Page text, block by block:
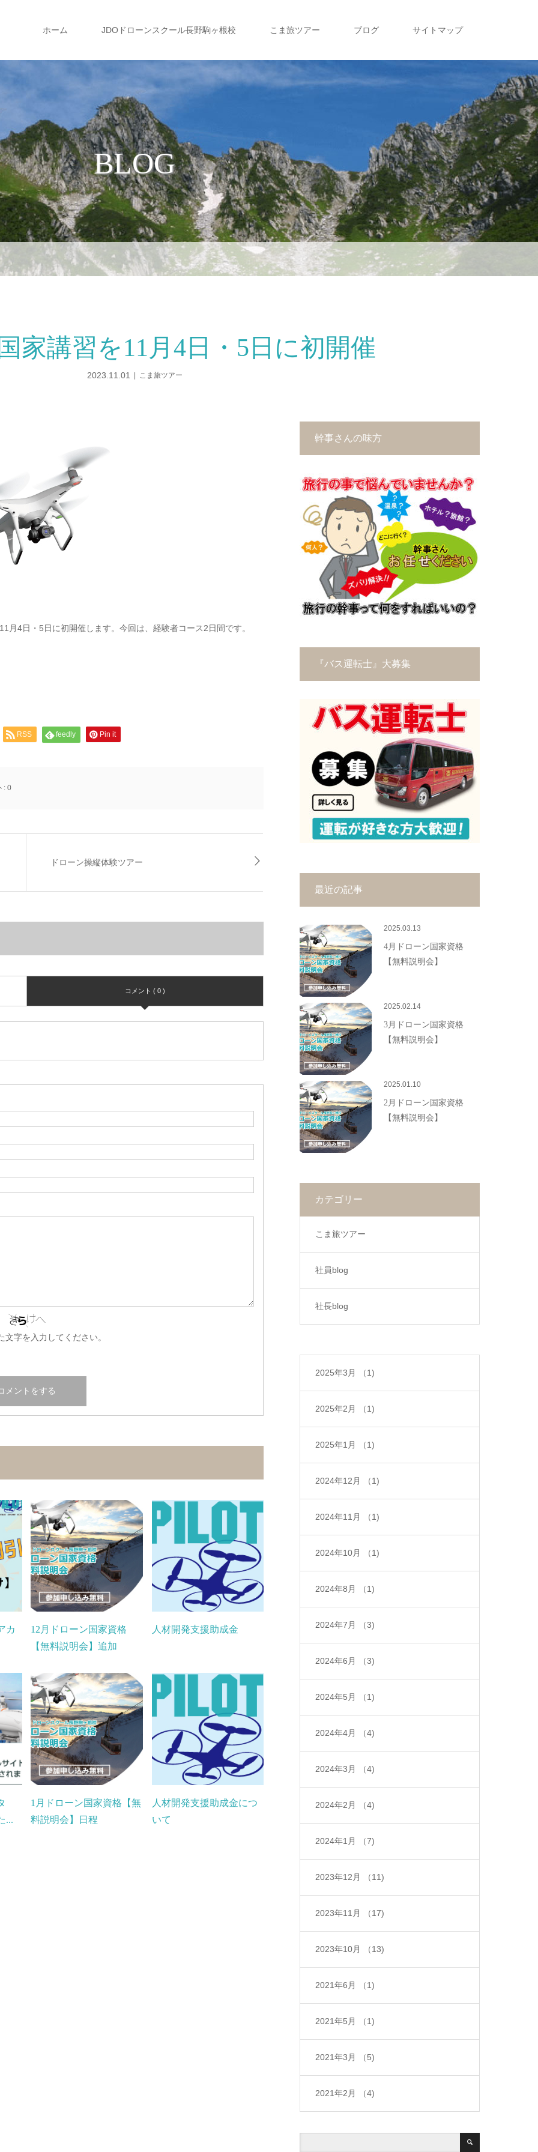
ホーム JDOドローンスクール長野駒ヶ根校 こま旅ツアー ブログ サイトマップ
BLOG
家講習を11月4日・5日に初開催
2023.11.01 こま旅ツアー
月4日・5日に初開催します。今回は、経験者コース2日間です。
RSS feedly Pin it
: 0
ドローン操縦体験ツアー
コメント ( 0 )
文字を入力してください。
カ
12月ドローン国家資格
【無料説明会】追加
人材開発支援助成金
...
1月ドローン国家資格【無
料説明会】日程
人材開発支援助成金につ
いて
幹事さんの味方
『バス運転士』大募集
最近の記事
2025.03.13
4月ドローン国家資格
【無料説明会】
2025.02.14
3月ドローン国家資格
【無料説明会】
2025.01.10
2月ドローン国家資格
【無料説明会】
カテゴリー
こま旅ツアー
社員blog
社長blog
2025年3月 （1)
2025年2月 （1)
2025年1月 （1)
2024年12月 （1)
2024年11月 （1)
2024年10月 （1)
2024年8月 （1)
2024年7月 （3)
2024年6月 （3)
2024年5月 （1)
2024年4月 （4)
2024年3月 （4)
2024年2月 （4)
2024年1月 （7)
2023年12月 （11)
2023年11月 （17)
2023年10月 （13)
2021年6月 （1)
2021年5月 （1)
2021年3月 （5)
2021年2月 （4)